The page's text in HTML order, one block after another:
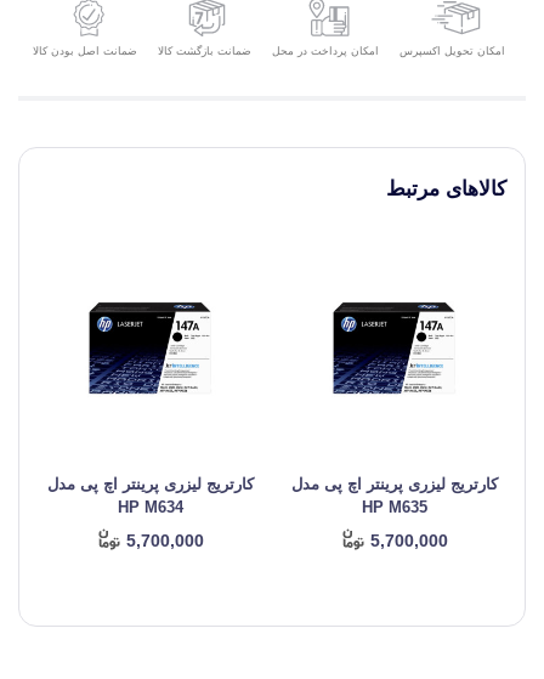
امکان تحویل اکسپرس امکان پرداخت در محل ضمانت بازگشت کالا ضمانت اصل بودن کالا
کالاهای مرتبط
کارتریج لیزری پرینتر اچ پی مدل
HP M635
5,700,000
کارتریج لیزری پرینتر اچ پی مدل
HP M634
5,700,000